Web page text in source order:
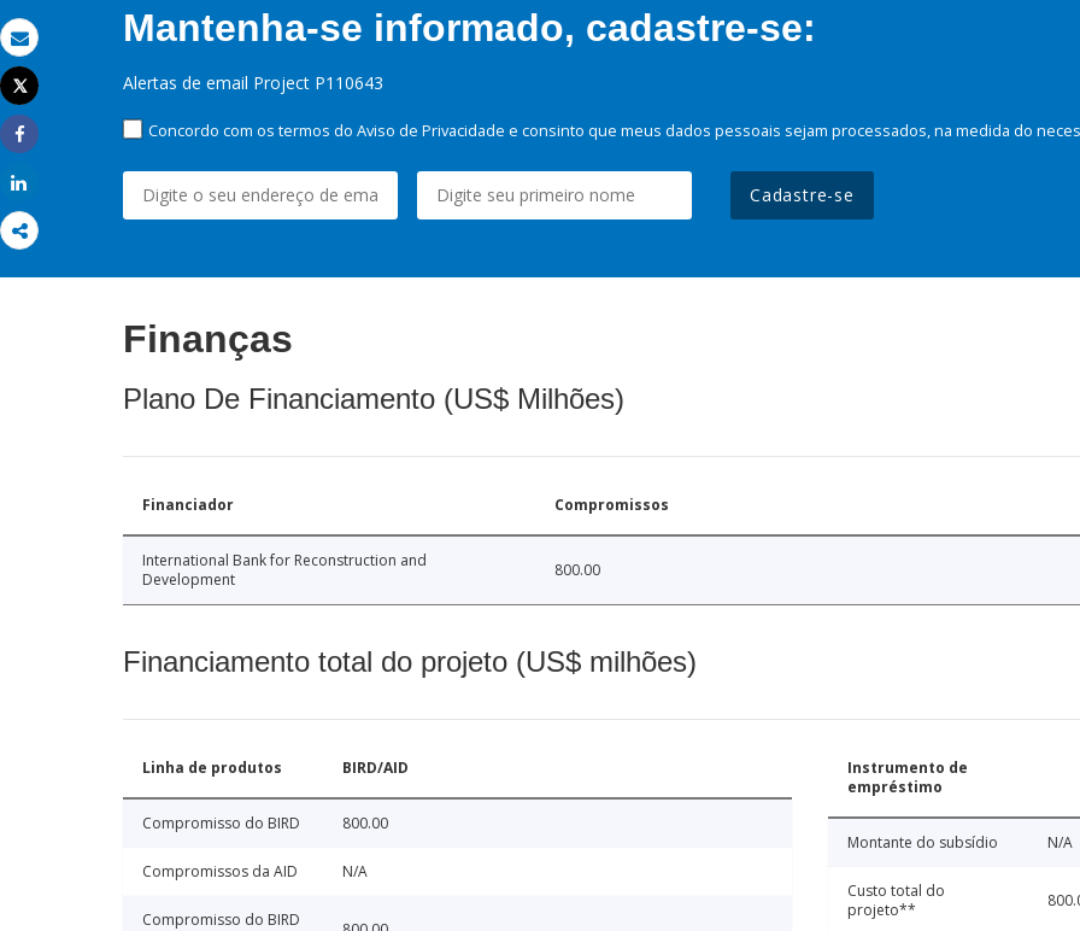
Email
Imprimir
Tweet
Share
Mantenha-se informado, cadastre-se:
Alertas de email Project P110643
Concordo com os termos do Aviso de Privacidade e consinto que meus dados pessoais sejam processados, na medida do
Cadastre-se
Finanças
Plano De Financiamento (US$ Milhões)
Financiador Compromissos
International Bank for Reconstruction and
Development
800.00
Financiamento total do projeto (US$ milhões)
Linha de produtos BIRD/AID
Compromisso do BIRD 800.00
Compromissos da AID N/A
Compromisso do BIRD
Instrumento de
empréstimo
Montante do subsídio N/A
Custo total do
projeto**